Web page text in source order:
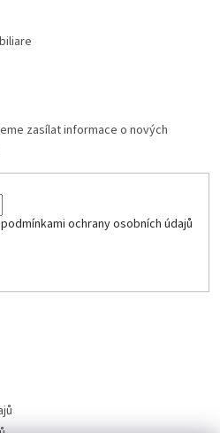
zasílat informace o nových
podmínkami ochrany osobních údajů